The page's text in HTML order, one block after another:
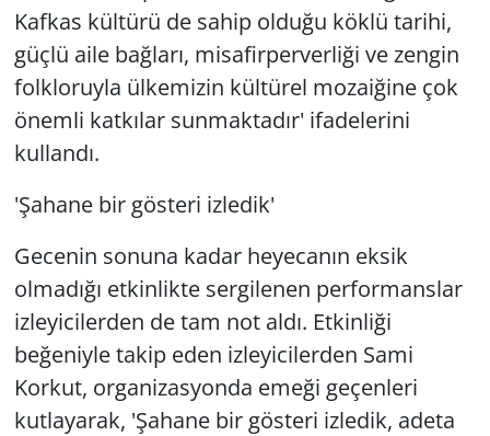
Kafkas kültürü de sahip olduğu köklü tarihi,
güçlü aile bağları, misafirperverliği ve zengin
folkloruyla ülkemizin kültürel mozaiğine çok
önemli katkılar sunmaktadır' ifadelerini
kullandı.
'Şahane bir gösteri izledik'
Gecenin sonuna kadar heyecanın eksik
olmadığı etkinlikte sergilenen performanslar
izleyicilerden de tam not aldı. Etkinliği
beğeniyle takip eden izleyicilerden Sami
Korkut, organizasyonda emeği geçenleri
kutlayarak, 'Şahane bir gösteri izledik, adeta